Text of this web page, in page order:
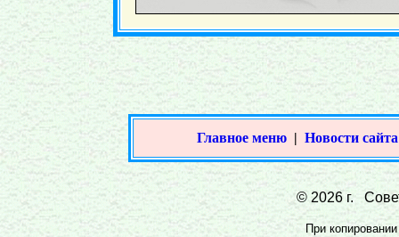
Главное меню | Новости сайта
© 2026 г.
При копировании